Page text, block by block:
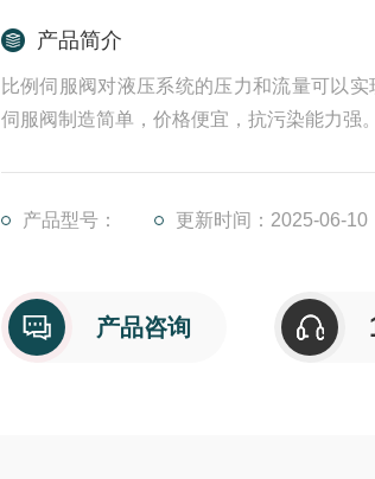
产品简介
比例伺服阀对液压系统的压力和流量可以
伺服阀制造简单，价格便宜，抗污染能力强。
可能会出现许多故障，需要人们付出更多的
产品型号： 更新时间：2025-06-10
产品咨询